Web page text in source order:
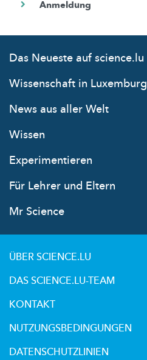
Das Neueste auf science.lu
Wissenschaft in Luxemburg
News aus aller Welt
Wissen
Experimentieren
Für Lehrer und Eltern
Mr Science
ÜBER SCIENCE.LU
DAS SCIENCE.LU-TEAM
KONTAKT
NUTZUNGSBEDINGUNGEN
DATENSCHUTZLINIEN